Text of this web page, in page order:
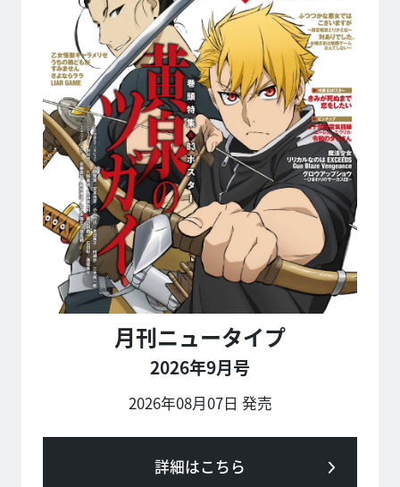
月刊ニュータイプ
2026年9月号
2026年08月07日 発売
詳細はこちら